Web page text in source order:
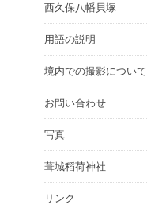
西久保八幡貝塚
用語の説明
境内での撮影について
お問い合わせ
写真
葺城稻荷神社
リンク